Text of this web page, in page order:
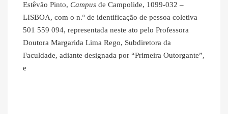
Estêvão Pinto, Campus de Campolide, 1099-032 –
LISBOA, com o n.º de identificação de pessoa coletiva
501 559 094, representada neste ato pelo Professora
Doutora Margarida Lima Rego, Subdiretora da
Faculdade, adiante designada por “Primeira Outorgante”,
e